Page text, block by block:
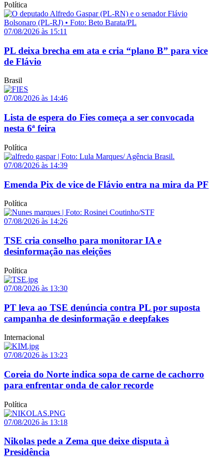
Política
07/08/2026 às 15:11
PL deixa brecha em ata e cria “plano B” para vice
de Flávio
Brasil
07/08/2026 às 14:46
Lista de espera do Fies começa a ser convocada
nesta 6ª feira
Política
07/08/2026 às 14:39
Emenda Pix de vice de Flávio entra na mira da PF
Política
07/08/2026 às 14:26
TSE cria conselho para monitorar IA e
desinformação nas eleições
Política
07/08/2026 às 13:30
PT leva ao TSE denúncia contra PL por suposta
campanha de desinformação e deepfakes
Internacional
07/08/2026 às 13:23
Coreia do Norte indica sopa de carne de cachorro
para enfrentar onda de calor recorde
Política
07/08/2026 às 13:18
Nikolas pede a Zema que deixe disputa à
Presidência